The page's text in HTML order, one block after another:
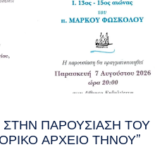
ΠΑΡΟΥΣΊΑΣΗ ΤΟΥ
ΑΡΧΕΊΟ ΤΉΝΟΥ”